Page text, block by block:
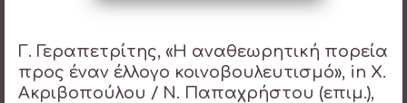
Γ. Γεραπετρίτης, «Η αναθεωρητική πορεία
προς έναν έλλογο κοινοβουλευτισμό», in X.
Ακριβοπούλου / Ν. Παπαχρήστου (επιμ.),